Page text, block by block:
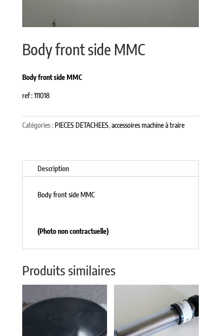
Body front side MMC
Body front side MMC
ref : 111018
Catégories : PIECES DETACHEES,accessoires machine à traire
Description
Body front side MMC
(Photo non contractuelle)
Produits similaires